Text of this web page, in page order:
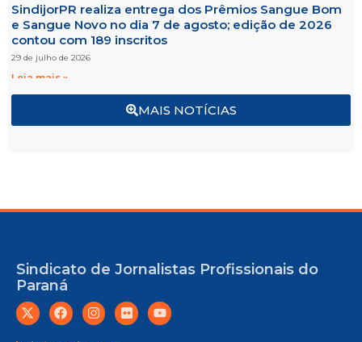
MAIS NOTÍCIAS
SindijorPR realiza entrega dos Prêmios Sangue Bom
e Sangue Novo no dia 7 de agosto; edição de 2026
contou com 189 inscritos
29 de julho de 2026
Leia mais »
Sindicato de Jornalistas Profissionais do
Paraná